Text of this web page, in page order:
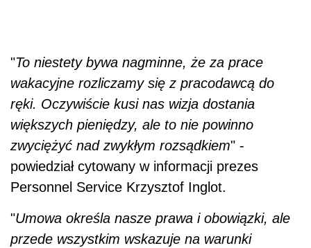
"To niestety bywa nagminne, że za prace
wakacyjne rozliczamy się z pracodawcą do
ręki. Oczywiście kusi nas wizja dostania
większych pieniędzy, ale to nie powinno
zwyciężyć nad zwykłym rozsądkiem" -
powiedział cytowany w informacji prezes
Personnel Service Krzysztof Inglot.
"Umowa określa nasze prawa i obowiązki, ale
przede wszystkim wskazuje na warunki